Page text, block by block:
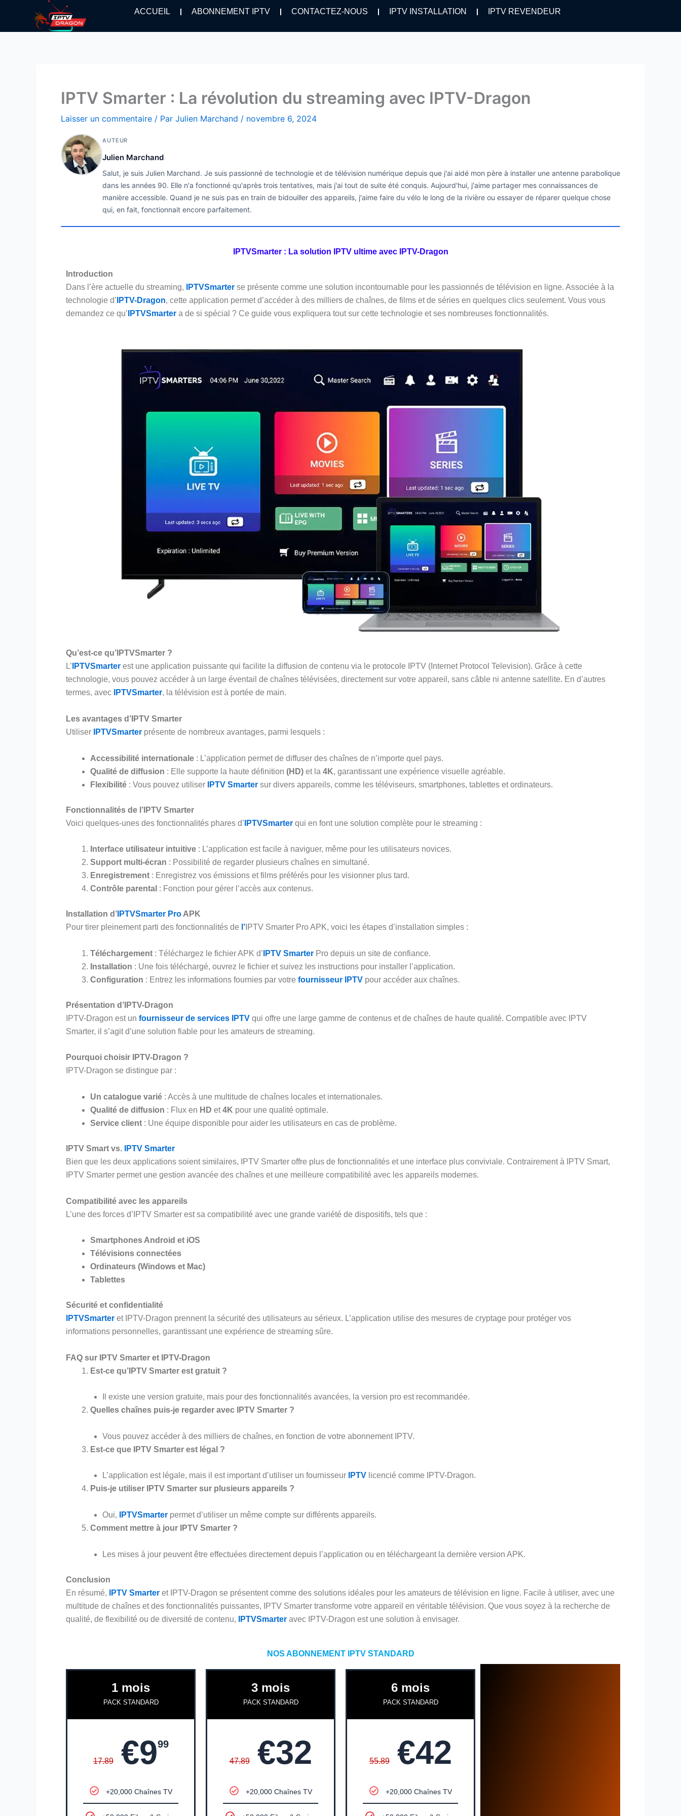
contenu
ACCUEIL ABONNEMENT IPTV CONTACTEZ-NOUS IPTV INSTALLATION IPTV REVENDEUR
IPTV Smarter : La révolution du streaming avec IPTV-Dragon
Laisser un commentaire / Par Julien Marchand / novembre 6, 2024
AUTEUR
Julien Marchand
Salut, je suis Julien Marchand. Je suis passionné de technologie et de télévision numérique depuis que j'ai aidé mon père à installer une antenne parabolique
dans les années 90. Elle n'a fonctionné qu'après trois tentatives, mais j'ai tout de suite été conquis. Aujourd'hui, j'aime partager mes connaissances de
manière accessible. Quand je ne suis pas en train de bidouiller des appareils, j'aime faire du vélo le long de la rivière ou essayer de réparer quelque chose
qui, en fait, fonctionnait encore parfaitement.
IPTVSmarter : La solution IPTV ultime avec IPTV-Dragon
Introduction
Dans l’ère actuelle du streaming,
IPTVSmarter se présente comme une solution incontournable pour les passionnés de télévision en ligne. Associée à la
technologie d’ IPTV-Dragon, cette application permet d’accéder à des milliers de chaînes, de films et de séries en quelques clics seulement. Vous vous
demandez ce qu’ IPTVSmarter a de si spécial ? Ce guide vous expliquera tout sur cette technologie et ses nombreuses fonctionnalités.
Qu’est-ce qu’IPTVSmarter ?
L’ IPTVSmarter est une application puissante qui facilite la diffusion de contenu via le protocole IPTV (Internet Protocol Television). Grâce à cette
technologie, vous pouvez accéder à un large éventail de chaînes télévisées, directement sur votre appareil, sans câble ni antenne satellite. En d’autres
termes, avec
IPTVSmarter, la télévision est à portée de main.
Les avantages d’IPTV Smarter
Utiliser
IPTVSmarter présente de nombreux avantages, parmi lesquels :
Accessibilité internationale : L’application permet de diffuser des chaînes de n’importe quel pays.
Qualité de diffusion : Elle supporte la haute définition (HD) et la 4K, garantissant une expérience visuelle agréable.
Flexibilité : Vous pouvez utiliser IPTV Smarter sur divers appareils, comme les téléviseurs, smartphones, tablettes et ordinateurs.
Fonctionnalités de l’IPTV Smarter
Voici quelques-unes des fonctionnalités phares d’ IPTVSmarter qui en font une solution complète pour le streaming :
Interface utilisateur intuitive : L’application est facile à naviguer, même pour les utilisateurs novices.
Support multi-écran : Possibilité de regarder plusieurs chaînes en simultané.
Enregistrement : Enregistrez vos émissions et films préférés pour les visionner plus tard.
Contrôle parental : Fonction pour gérer l’accès aux contenus.
Installation d’ IPTVSmarter Pro APK
Pour tirer pleinement parti des fonctionnalités de l’ IPTV Smarter Pro APK, voici les étapes d’installation simples :
Téléchargement : Téléchargez le fichier APK d’ IPTV Smarter Pro depuis un site de confiance.
Installation : Une fois téléchargé, ouvrez le fichier et suivez les instructions pour installer l’application.
Configuration : Entrez les informations fournies par votre fournisseur IPTV pour accéder aux chaînes.
Présentation d’IPTV-Dragon
IPTV-Dragon est un fournisseur de services IPTV qui offre une large gamme de contenus et de chaînes de haute qualité. Compatible avec IPTV
Smarter, il s’agit d’une solution fiable pour les amateurs de streaming.
Pourquoi choisir IPTV-Dragon ?
IPTV-Dragon se distingue par :
Un catalogue varié : Accès à une multitude de chaînes locales et internationales.
Qualité de diffusion : Flux en HD et4K pour une qualité optimale.
Service client : Une équipe disponible pour aider les utilisateurs en cas de problème.
IPTV Smart vs.
IPTV Smarter
Bien que les deux applications soient similaires, IPTV Smarter offre plus de fonctionnalités et une interface plus conviviale. Contrairement à IPTV Smart,
IPTV Smarter permet une gestion avancée des chaînes et une meilleure compatibilité avec les appareils modernes.
Compatibilité avec les appareils
L’une des forces d’IPTV Smarter est sa compatibilité avec une grande variété de dispositifs, tels que :
Smartphones Android et iOS
Télévisions connectées
Ordinateurs (Windows et Mac)
Tablettes
Sécurité et confidentialité
IPTVSmarter et IPTV-Dragon prennent la sécurité des utilisateurs au sérieux. L’application utilise des mesures de cryptage pour protéger vos
informations personnelles, garantissant une expérience de streaming sûre.
FAQ sur IPTV Smarter et IPTV-Dragon
Est-ce qu’IPTV Smarter est gratuit ?
Il existe une version gratuite, mais pour des fonctionnalités avancées, la version pro est recommandée.
Quelles chaînes puis-je regarder avec IPTV Smarter ?
Vous pouvez accéder à des milliers de chaînes, en fonction de votre abonnement IPTV.
Est-ce que IPTV Smarter est légal ?
L’application est légale, mais il est important d’utiliser un fournisseur IPTV licencié comme IPTV-Dragon.
Puis-je utiliser IPTV Smarter sur plusieurs appareils ?
Oui, IPTVSmarter permet d’utiliser un même compte sur différents appareils.
Comment mettre à jour IPTV Smarter ?
Les mises à jour peuvent être effectuées directement depuis l’application ou en téléchargeant la dernière version APK.
Conclusion
En résumé,
IPTV Smarter et IPTV-Dragon se présentent comme des solutions idéales pour les amateurs de télévision en ligne. Facile à utiliser, avec une
multitude de chaînes et des fonctionnalités puissantes, IPTV Smarter transforme votre appareil en véritable télévision. Que vous soyez à la recherche de
qualité, de flexibilité ou de diversité de contenu,
IPTVSmarter avec IPTV-Dragon est une solution à envisager.
NOS ABONNEMENT IPTV STANDARD
1 mois
PACK STANDARD
17.89 €999
+20,000 Chaînes TV
3 mois
PACK STANDARD
47.89 €32
+20,000 Chaînes TV
6 mois
PACK STANDARD
55.89 €42
+20,000 Chaînes TV